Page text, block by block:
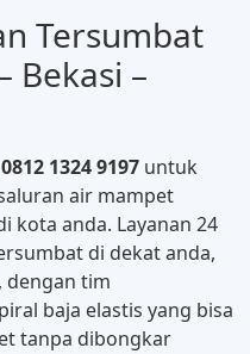
Tersumbat
Bekasi –
0812 1324 9197 untuk
air mampet
kota anda. Layanan 24
di dekat anda,
dengan tim
baja elastis yang bisa
tanpa dibongkar